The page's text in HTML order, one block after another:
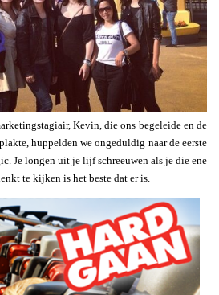
Kevin, die ons begeleide en de
huppelden we ongeduldig naar de eerste
Je longen uit je lijf schreeuwen als je die ene
te kijken is het beste dat er is.